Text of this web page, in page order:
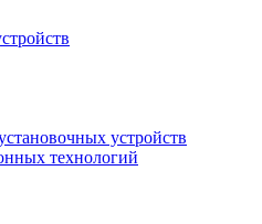
устройств
технологий